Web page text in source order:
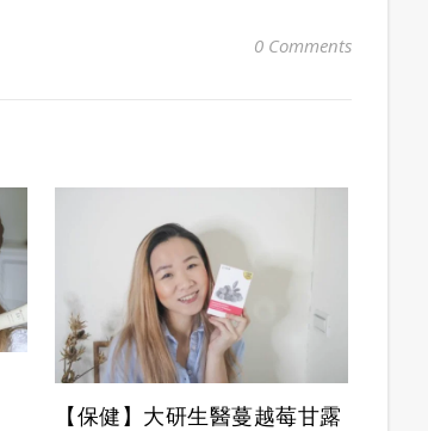
0 Comments
【保健】大研生醫蔓越莓甘露